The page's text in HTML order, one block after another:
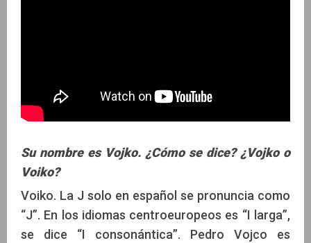
Su nombre es Vojko. ¿Cómo se dice? ¿Vojko o
Voiko?
Voiko. La J solo en español se pronuncia como
“J”. En los idiomas centroeuropeos es “I larga”,
se dice “I consonántica”. Pedro Vojco es